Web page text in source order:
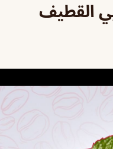
القطيف